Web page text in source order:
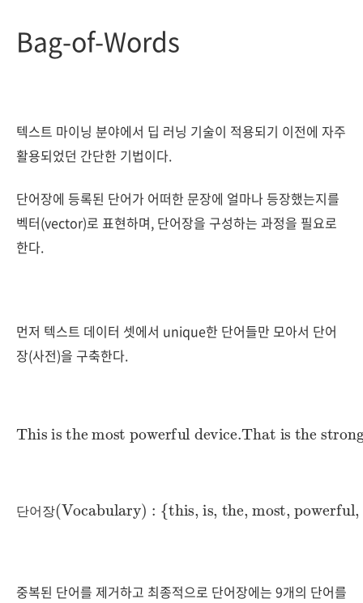
Bag-of-Words
텍스트 마이닝 분야에서 딥 러닝 기술이 적용되기 이전에 자주
활용되었던 간단한 기법이다.
단어장에 등록된 단어가 어떠한 문장에 얼마나 등장했는지를
벡터(vector)로 표현하며, 단어장을 구성하는 과정을 필요로
한다.
먼저 텍스트 데이터 셋에서 unique한 단어들만 모아서 단어
장(사전)을 구축한다.
This is the most powerful device.
That is the strongest equipment.
단 어 장
단어장(Vocabulary):
{this, is, the, most, powerful, device, that, strongest, equipment}
중복된 단어를 제거하고 최종적으로 단어장에는 9개의 단어를